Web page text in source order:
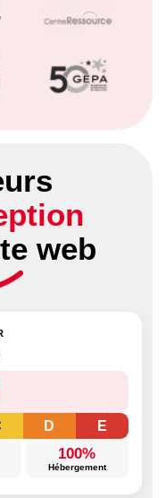
web
D E
100%
Hébergement